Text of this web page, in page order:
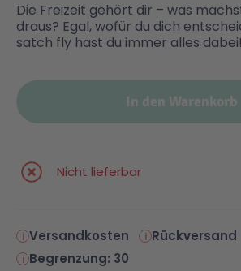
Die Freizeit gehört dir – was
draus? Egal, wofür du dich
satch fly hast du immer alles dabei!
In den Warenkorb
Nicht lieferbar
Versandkosten Rückversand
Begrenzung: 30